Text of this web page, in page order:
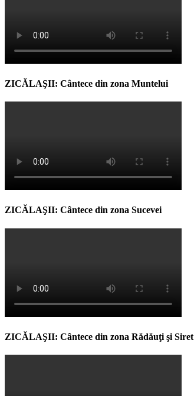
ZICĂLAŞII: Cântece din zona Muntelui
ZICĂLAŞII: Cântece din zona Sucevei
ZICĂLAŞII: Cântece din zona Rădăuţi şi Siret